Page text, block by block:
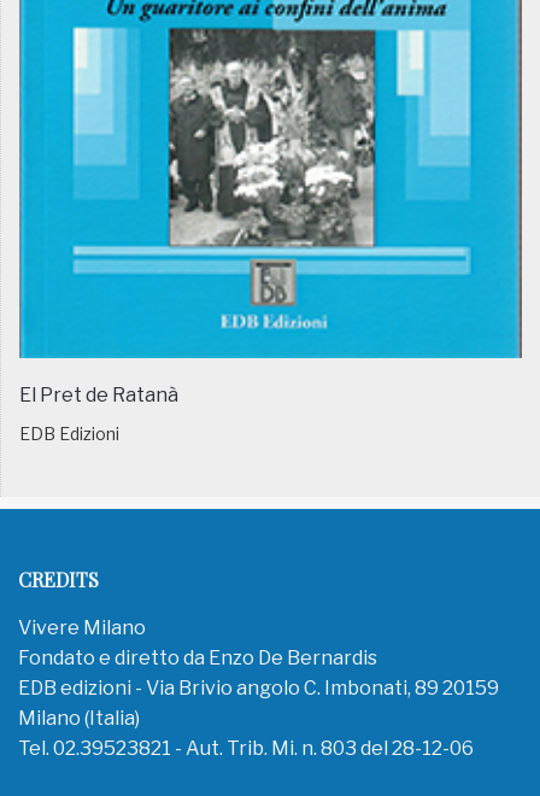
El Pret de Ratanà
EDB Edizioni
CREDITS
Vivere Milano
Fondato e diretto da Enzo De Bernardis
EDB edizioni - Via Brivio angolo C. Imbonati, 89 20159
Milano (Italia)
Tel. 02.39523821 - Aut. Trib. Mi. n. 803 del 28-12-06